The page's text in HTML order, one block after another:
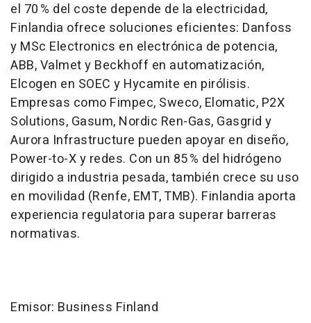
el 70 % del coste depende de la electricidad,
Finlandia ofrece soluciones eficientes: Danfoss
y MSc Electronics en electrónica de potencia,
ABB, Valmet y Beckhoff en automatización,
Elcogen en SOEC y Hycamite en pirólisis.
Empresas como Fimpec, Sweco, Elomatic, P2X
Solutions, Gasum, Nordic Ren-Gas, Gasgrid y
Aurora Infrastructure pueden apoyar en diseño,
Power-to-X y redes. Con un 85 % del hidrógeno
dirigido a industria pesada, también crece su uso
en movilidad (Renfe, EMT, TMB). Finlandia aporta
experiencia regulatoria para superar barreras
normativas.
Emisor: Business Finland